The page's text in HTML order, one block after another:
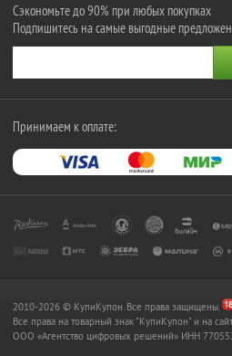
Сэкономьте до 90% при любых покупках
Подпишитесь на самые выгодные
Принимаем к оплате:
2010-2026 © КупиКупон. Все права защищены.
Все права на товарный знак "КупиКупон" и на
OOO «Агентство цифровых решений» ИНН